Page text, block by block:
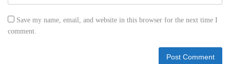
Save my name, email, and website in this browser for the next time I
comment.